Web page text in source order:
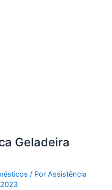
Geladeira
/ PorAssistência